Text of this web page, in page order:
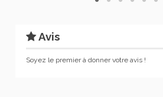
Avis
Soyez le premier à donner votre avis !